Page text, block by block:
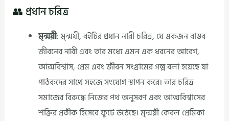
👥 প্রধান চরিত্র
মৃন্ময়ী: মৃন্ময়ী, বইটির প্রধান নারী চরিত্র, যে একজন বাস্তব
জীবনের নারী এবং তার মধ্যে এমন এক ধরনের আবেগ,
আত্মবিশ্বাস, প্রেম এবং জীবন সংগ্রামের গল্প বলা হয়েছে যা
পাঠকদের সাথে সহজে সংযোগ স্থাপন করে। তার চরিত্র
সমাজের বিরুদ্ধে নিজের পথ অনুসরণ এবং আত্মবিশ্বাসের
শক্তির প্রতীক হিসেবে ফুটে উঠেছে। মৃন্ময়ী কেবল প্রেমিকা